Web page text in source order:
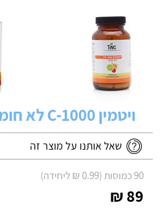
ויטמין C-1000 לא חומצי 90 כמוסות
שאל אותנו על מוצר זה
90 כמוסות (0.99 ₪ ליחידה)
89 ₪